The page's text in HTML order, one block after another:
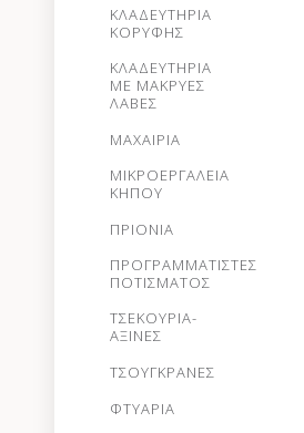
ΚΛΑΔΕΥΤΗΡΙΑ
ΚΟΡΥΦΗΣ
ΚΛΑΔΕΥΤΗΡΙΑ
ΜΕ ΜΑΚΡΥΕΣ
ΛΑΒΕΣ
ΜΑΧΑΙΡΙΑ
ΜΙΚΡΟΕΡΓΑΛΕΙΑ
ΚΗΠΟΥ
ΠΡΙΟΝΙΑ
ΠΡΟΓΡΑΜΜΑΤΙΣΤΕΣ
ΠΟΤΙΣΜΑΤΟΣ
ΤΣΕΚΟΥΡΙΑ-
ΑΞΙΝΕΣ
ΤΣΟΥΓΚΡΑΝΕΣ
ΦΤΥΑΡΙΑ